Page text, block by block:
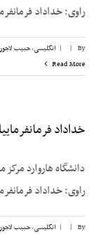
راوی: خداداد
By
|
| انگلیسی,حبیب
Read More
خداداد
دانشگاه هاروارد
راوی: خداداد
By
|
| انگلیسی,حبیب